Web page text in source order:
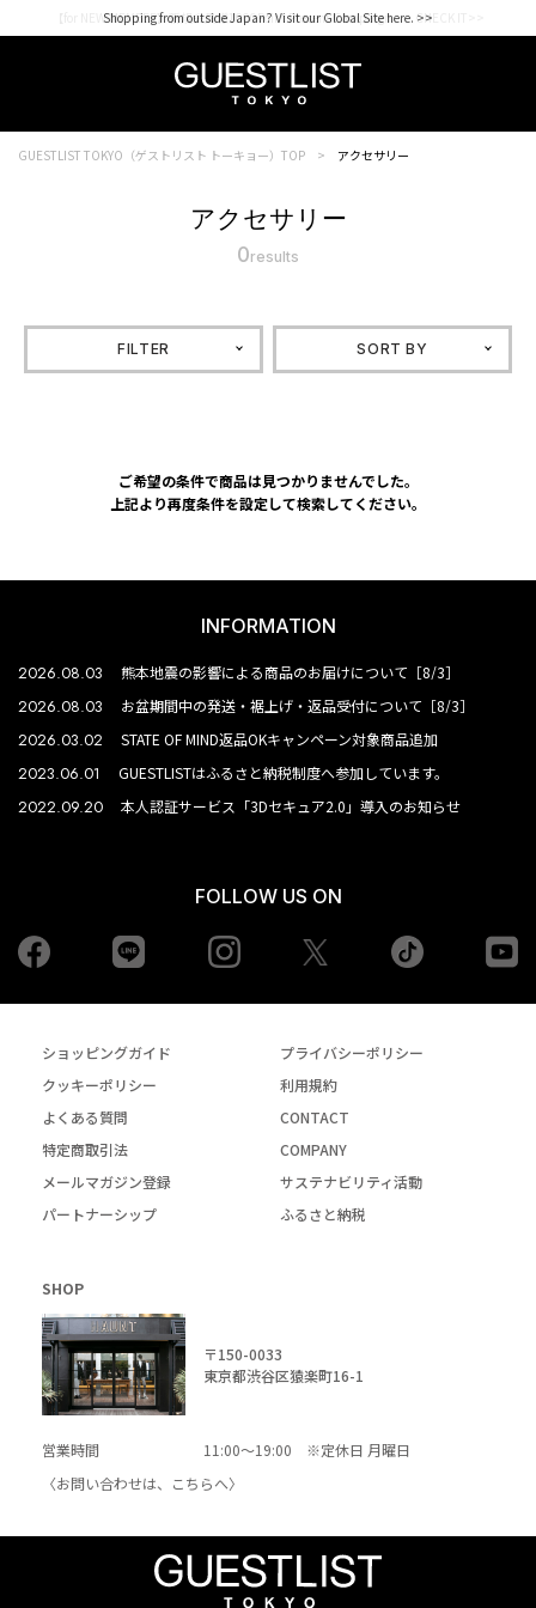
Shopping from outside Japan? Visit our Global Site here. >>
【for NEW MEMBER】新規会員様1000Point Present Campaign CHECK IT>>
GUESTLIST TOKYO（ゲストリスト トーキョー）TOP アクセサリー
アクセサリー
0results
FILTER SORT BY
ご希望の条件で商品は見つかりませんでした。
上記より再度条件を設定して検索してください。
INFORMATION
2026.08.03 熊本地震の影響による商品のお届けについて［8/3］
2026.08.03 お盆期間中の発送・裾上げ・返品受付について［8/3］
2026.03.02 STATE OF MIND返品OKキャンペーン対象商品追加
2023.06.01 GUESTLISTはふるさと納税制度へ参加しています。
2022.09.20 本人認証サービス「3Dセキュア2.0」導入のお知らせ
FOLLOW US ON
Facebook Instagram tiktok
ショッピングガイド
プライバシーポリシー
クッキーポリシー
利用規約
よくある質問
CONTACT
特定商取引法
COMPANY
メールマガジン登録
サステナビリティ活動
パートナーシップ
ふるさと納税
SHOP
〒150-0033
東京都渋谷区猿楽町16-1
営業時間
11:00～19:00 ※定休日 月曜日
〈お問い合わせは、
こちらへ〉